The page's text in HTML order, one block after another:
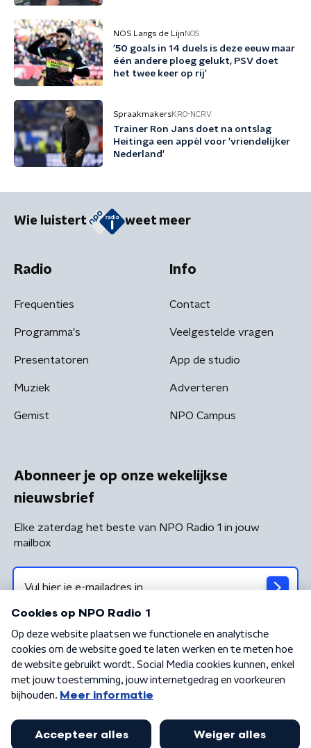
NOS Langs de Lijn NOS
'50 goals in 14 duels is deze eeuw maar
één andere ploeg gelukt, PSV doet
het twee keer op rij'
SpraakmakersKRO-NCRV
Trainer Ron Jans doet na ontslag
Heitinga een appèl voor 'vriendelijker
Nederland'
Wie luistert weet meer
Radio
Frequenties
Programma's
Presentatoren
Muziek
Gemist
Info
Contact
Veelgestelde vragen
App de studio
Adverteren
NPO Campus
Abonneer je op onze wekelijkse
nieuwsbrief
Elke zaterdag het beste van NPO Radio 1 in jouw
mailbox
Algemene voorwaarden